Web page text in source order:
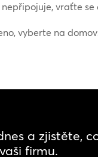
vraťte
vyberte na
a zjistěte,
firmu.